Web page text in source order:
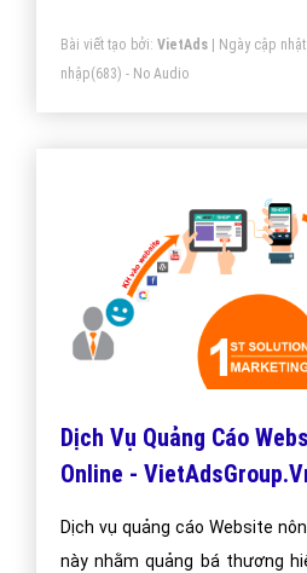
Bài viết tạo bởi: VietAds| Ngày cập nhật:
nhập(683) - No Audio
Dịch Vụ Quảng Cáo
Online -
Dịch vụ quảng cáo Website
này nhằm quảng bá thương